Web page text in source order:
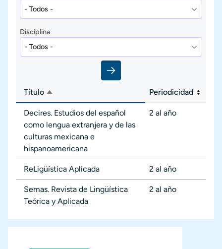
Disciplina
Título Ordenar descendente Periodicidad
Decires. Estudios del español
como lengua extranjera y de las
culturas mexicana e
hispanoamericana
2 al año
ReLigüística Aplicada 2 al año
Semas. Revista de Lingüística
Teórica y Aplicada
2 al año